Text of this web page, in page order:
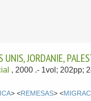
JORDANIE,
, 2000 .- 1vol; 202pp;
> <REMESAS> <